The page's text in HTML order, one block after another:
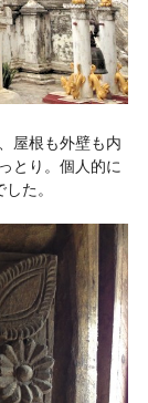
屋根も外壁も内
とり。個人的に
た。